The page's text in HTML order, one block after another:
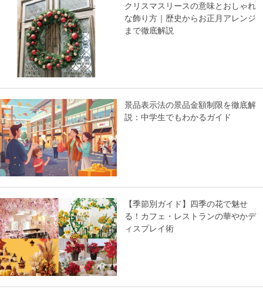
クリスマスリースの意味とおしゃれ
な飾り方｜歴史からお正月アレンジ
まで徹底解説
景品表示法の景品金額制限を徹底解
説：中学生でもわかるガイド
【季節別ガイド】四季の花で魅せ
る！カフェ・レストランの華やかデ
ィスプレイ術